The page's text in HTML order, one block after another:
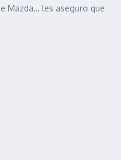
Mazda… les aseguro que